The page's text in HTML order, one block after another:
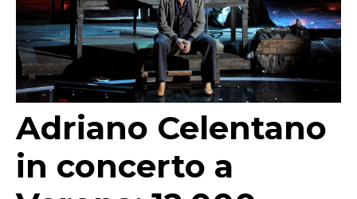
Adriano Celentano
in concerto a